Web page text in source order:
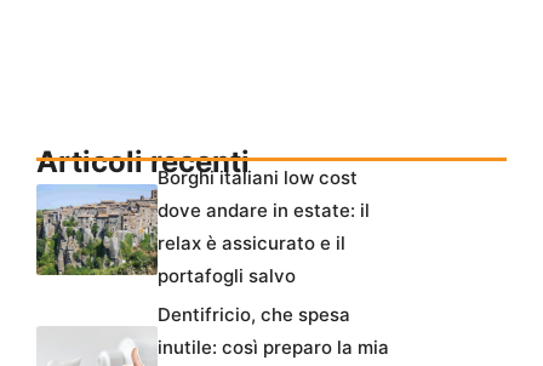
Articoli recentiBorghi italiani low cost
dove andare in estate: il
relax è assicurato e il
portafogli salvo
Dentifricio, che spesa
inutile: così preparo la mia